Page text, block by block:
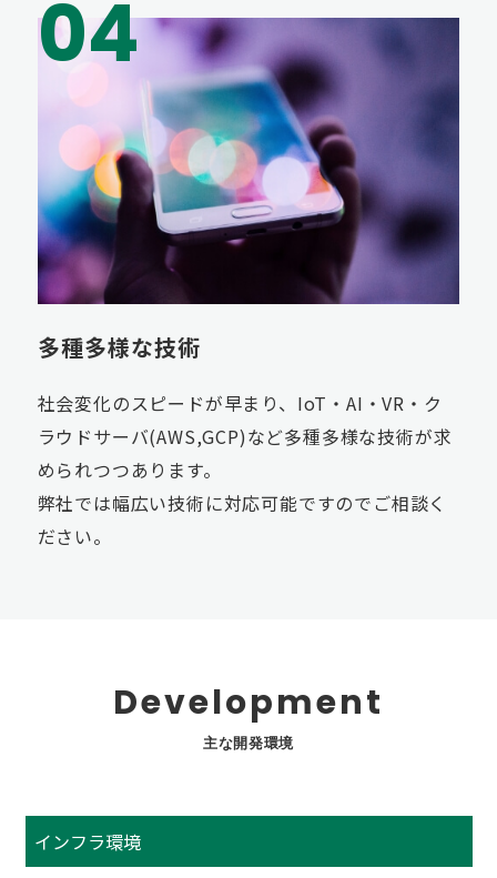
多種多様な技術
社会変化のスピードが早まり、IoT・AI・VR・ク
ラウドサーバ(AWS,GCP)など多種多様な技術が求
められつつあります。
弊社では幅広い技術に対応可能ですのでご相談く
ださい。
Development
主な開発環境
インフラ環境